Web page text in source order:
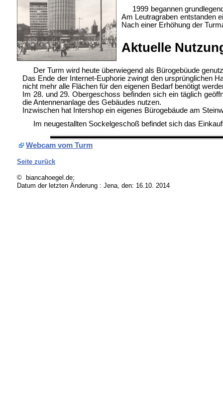
1999 begannen
Am Leutragraben entstanden
Nach einer Erhöhung der
Aktuelle
Der Turm wird heute überwiegend als Bürogebüude
Das Ende der Internet-Euphorie zwingt den ursprünglichen
nicht mehr alle Flächen für den eigenen Bedarf benötigt
Im 28. und 29. Obergeschoss befinden sich ein täglich
die Antennenanlage des Gebäudes nutzen.
Inzwischen hat Intershop ein eigenes Bürogebäude am
Im neugestallten Sockelgeschoß befindet sich das
Webcam vom Turm
Seite zurück
© biancahoegel.de;
Datum der letzten Änderung : Jena, den: 16.10. 2014